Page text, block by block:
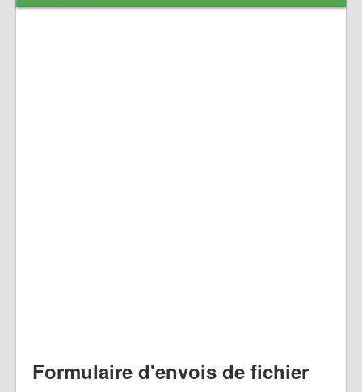
Formulaire d'envois de fichier